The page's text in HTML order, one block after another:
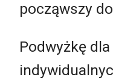
począwszy
Podwyżkę